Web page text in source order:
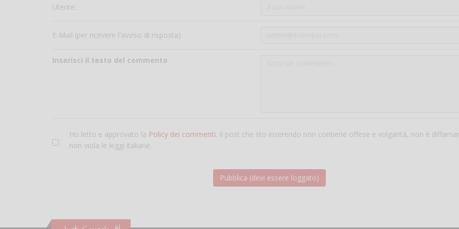
Utente:
E-Mail (per ricevere l'avviso di risposta)
Inserisci il testo del commento
Ho letto e approvato la Policy dei commenti. Il post che sto inserendo non contiene offese e volgarità, non è
non viola le leggi italiane.